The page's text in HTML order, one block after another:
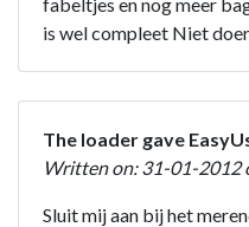
is wel compleet Niet
The loader gave
Written on: 31-01-2012
Sluit mij aan bij het